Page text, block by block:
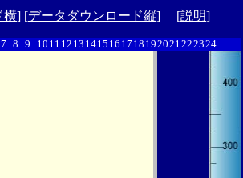
横] [データダウンロード縦] [説明]
7 8 9 10 11 12 13 1415 16 17 18 192021222324